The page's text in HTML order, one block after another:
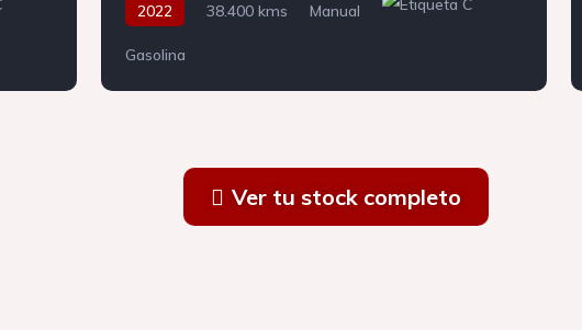
2022 38.400 kms Manual
Gasolina
Ver tu stock completo